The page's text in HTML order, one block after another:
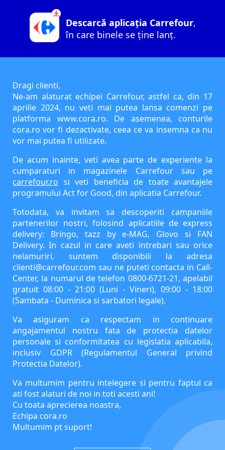
Descarcă aplicația Carrefour,
în care binele se ține lanț.
Dragi clienti,
Ne-am alaturat echipei Carrefour, astfel ca, din 17
aprilie 2024, nu veti mai putea lansa comenzi pe
platforma www.cora.ro. De asemenea, conturile
cora.ro vor fi dezactivate, ceea ce va insemna ca nu
vor mai putea fi utilizate.
De acum inainte, veti avea parte de experiente la
cumparaturi in magazinele Carrefour sau pe
carrefour.ro si veti beneficia de toate avantajele
programului Act for Good, din aplicatia Carrefour.
Totodata, va invitam sa descoperiti campaniile
partenerilor nostri, folosind aplicatiile de express
delivery: Bringo, tazz by e-MAG, Glovo si FAN
Delivery. In cazul in care aveti intrebari sau orice
nelamuriri, suntem disponibili la adresa
clienti@carrefour.com sau ne puteti contacta in Call-
Center, la numarul de telefon 0800-6721-21, apelabil
gratuit 08:00 - 21:00 (Luni - Vineri), 09:00 - 18:00
(Sambata - Duminica si sarbatori legale).
Va asiguram ca respectam in continuare
angajamentul nostru fata de protectia datelor
personale si conformitatea cu legislatia aplicabila,
inclusiv GDPR (Regulamentul General privind
Protectia Datelor).
Va multumim pentru intelegere si pentru faptul ca
ati fost alaturi de noi in toti acesti ani!
Cu toata aprecierea noastra,
Echipa cora.ro
Multumim pt suport!